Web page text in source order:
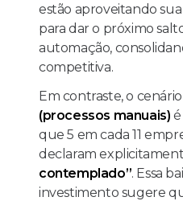
estão aproveitando
para dar o próximo
automação,
competitiva.
Em contraste, o
(processos manuais)
que 5 em cada 11
declaram
contemplado”. Essa
investimento sugere